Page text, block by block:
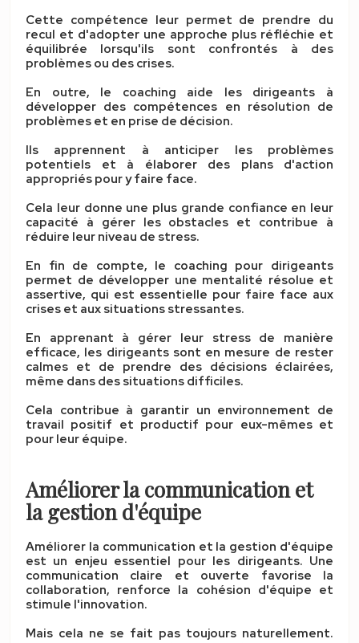
Cette compétence leur permet de prendre du
recul et d'adopter une approche plus réfléchie et
équilibrée lorsqu'ils sont confrontés à des
problèmes ou des crises.
En outre, le coaching aide les dirigeants à
développer des compétences en résolution de
problèmes et en prise de décision.
Ils apprennent à anticiper les problèmes
potentiels et à élaborer des plans d'action
appropriés pour y faire face.
Cela leur donne une plus grande confiance en leur
capacité à gérer les obstacles et contribue à
réduire leur niveau de stress.
En fin de compte, le coaching pour dirigeants
permet de développer une mentalité résolue et
assertive, qui est essentielle pour faire face aux
crises et aux situations stressantes.
En apprenant à gérer leur stress de manière
efficace, les dirigeants sont en mesure de rester
calmes et de prendre des décisions éclairées,
même dans des situations difficiles.
Cela contribue à garantir un environnement de
travail positif et productif pour eux-mêmes et
pour leur équipe.
Améliorer la communication et
la gestion d'équipe
Améliorer la communication et la gestion d'équipe
est un enjeu essentiel pour les dirigeants. Une
communication claire et ouverte favorise la
collaboration, renforce la cohésion d'équipe et
stimule l'innovation.
Mais cela ne se fait pas toujours naturellement.